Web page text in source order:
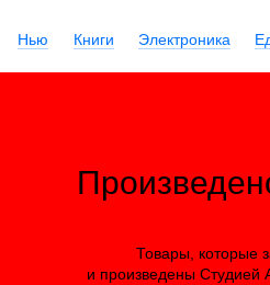
Нью Книги Электроника
Товары, которые
и произведены Студией